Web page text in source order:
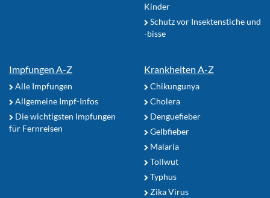
Kinder
Schutz vor Insektenstiche und
-bisse
Impfungen A-Z
Alle Impfungen
Allgemeine Impf-Infos
Die wichtigsten Impfungen
für Fernreisen
Krankheiten A-Z
Chikungunya
Cholera
Denguefieber
Gelbfieber
Malaria
Tollwut
Typhus
Zika Virus